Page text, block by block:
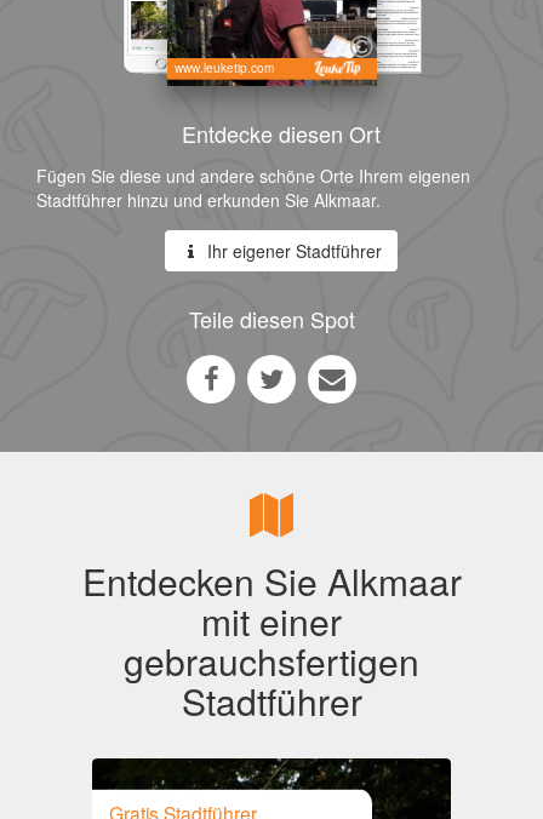
www.leuketip.com
Entdecke diesen Ort
Fügen Sie diese und andere schöne Orte Ihrem eigenen
Stadtführer hinzu und erkunden Sie Alkmaar.
Ihr eigener Stadtführer
Teile diesen Spot
Entdecken Sie Alkmaar
mit einer
gebrauchsfertigen
Stadtführer
Gratis Stadtführer